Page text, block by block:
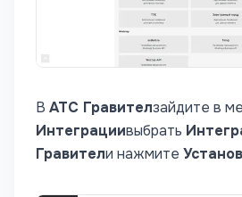
В АТС Гравителзайдите в
Интеграциивыбрать
Гравители нажмите